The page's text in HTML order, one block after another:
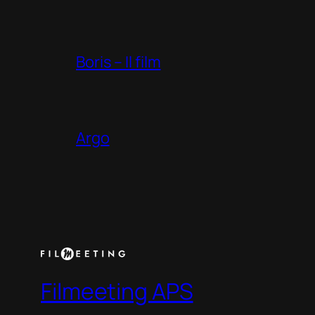
Boris – Il film
Argo
Filmeeting APS